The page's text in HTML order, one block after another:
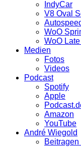
IndyCar
V8 Oval
WoO
WoO
Medien
Fotos
Videos
Podcast
Spotify
Apple
Amazon
YouTube
André Wiegold